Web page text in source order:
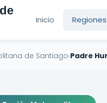
Inicio
de Santiago›Padre